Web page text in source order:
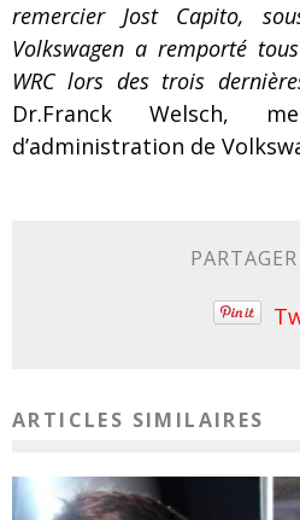
remercier Jost Capito,
Volkswagen a remporté
WRC lors des trois
Dr.Franck Welsch,
d’administration de
ARTICLES SIMILAIRES